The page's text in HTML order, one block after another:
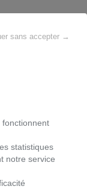
elles
sans accepter →
fonctionnent
statistiques
notre service